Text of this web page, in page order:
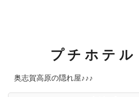
プチホテ
奥志賀高原の隠れ屋♪♪♪